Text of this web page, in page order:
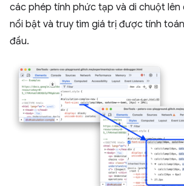
các phép tính phức tạp và di chuột lên
nổi bật và truy tìm giá trị được tính
đầu.